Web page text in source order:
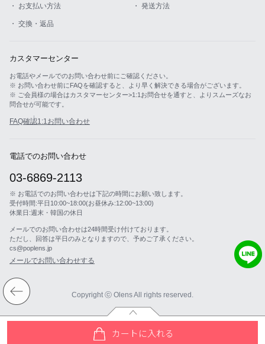
カートに入れる
・ お支払い方法 ・ 発送方法
・ 交換・返品
カスタマーセンター
お電話やメールでのお問い合わせ前にご確認ください。
※ お問い合わせ前にFAQを確認すると、より早く解決できる場合がございます。
※ ご会員様の場合はカスタマーセンター>1:1お問合せを通すと、よりスムーズなお
問合せが可能です。
FAQ確認1:1お問い合わせ
電話でのお問い合わせ
03-6869-2113
※ お電話でのお問い合わせは下記の時間にお願い致します。
受付時間:平日10:00~18:00(お昼休み:12:00~13:00)
休業日:週末・韓国の休日
メールでのお問い合わせは24時間受け付けております。
ただし、回答は平日のみとなりますので、予めご了承ください。
cs@poplens.jp
メールでお問い合わせする
Copyright ⓒ Olens All rights reserved.